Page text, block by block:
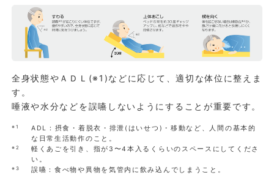
全身状態やＡＤＬ(※1)などに応じて、適切な体位に整えま
す。
唾液や水分などを誤嚥しないようにすることが重要です。
※1
ADL：摂食・着脱衣・排泄(はいせつ)・移動など、人間の基本的
な日常生活動作のこと。
※2
軽くあごを引き、指が3〜4本入るくらいのスペースにしてくださ
い。
※3 誤嚥：食べ物や異物を気管内に飲み込んでしまうこと。